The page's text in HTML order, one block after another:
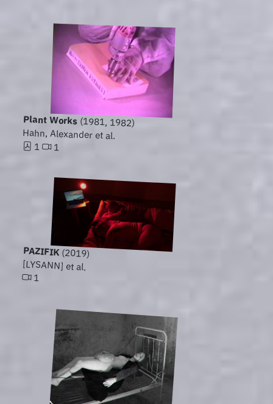
Plant Works (1981, 1982)
Hahn, Alexander et al.
1 1
PAZIFIK(2019)
[LYSANN] et al.
1